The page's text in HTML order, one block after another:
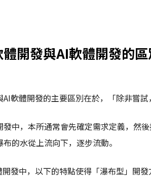
開發與AI軟體開發的
軟體開發的主要區別在於，「除非嘗試
發中，本所通常會先確定需求定義，然
的水從上流向下，逐步流動。
發中，以下的特點使得「瀑布型」開發